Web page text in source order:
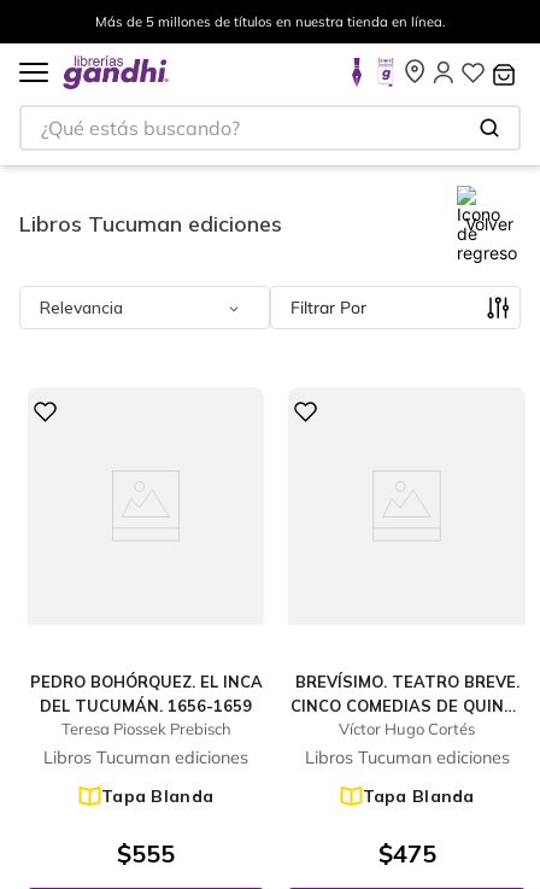
Más de 5 millones de títulos en nuestra tienda en línea.
¿Qué estás buscando?
Libros Tucuman ediciones Volver
Relevancia Filtrar
PEDRO BOHÓRQUEZ. EL INCA
DEL TUCUMÁN. 1656-1659
Teresa Piossek Prebisch
Libros Tucuman ediciones
Tapa Blanda
$555
BREVÍSIMO. TEATRO BREVE.
CINCO COMEDIAS DE QUINCE
MINUTOS PARA ADULTOS
Víctor Hugo Cortés
Libros Tucuman ediciones
Tapa Blanda
$475